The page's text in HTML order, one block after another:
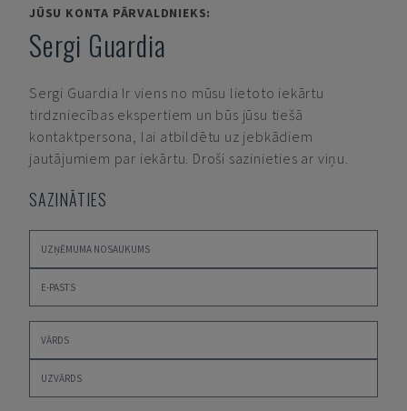
JŪSU KONTA PĀRVALDNIEKS:
Sergi Guardia
Sergi Guardia Ir viens no mūsu lietoto iekārtu
tirdzniecības ekspertiem un būs jūsu tiešā
kontaktpersona, lai atbildētu uz jebkādiem
jautājumiem par iekārtu. Droši sazinieties ar viņu.
SAZINĀTIES